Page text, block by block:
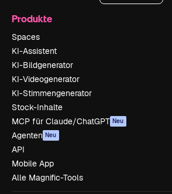
Produkte
Spaces
KI-Assistent
KI-Bildgenerator
KI-Videogenerator
KI-Stimmengenerator
Stock-Inhalte
MCP für Claude/ChatGPT Neu
Agenten Neu
API
Mobile App
Alle Magnific-Tools